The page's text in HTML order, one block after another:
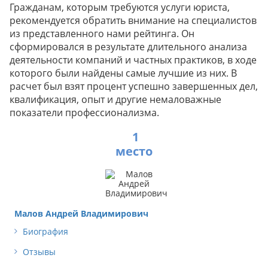
Гражданам, которым требуются услуги юриста,
рекомендуется обратить внимание на специалистов
из представленного нами рейтинга. Он
сформировался в результате длительного анализа
деятельности компаний и частных практиков, в ходе
которого были найдены самые лучшие из них. В
расчет был взят процент успешно завершенных дел,
квалификация, опыт и другие немаловажные
показатели профессионализма.
1
Малов Андрей Владимирович
Биография
Отзывы